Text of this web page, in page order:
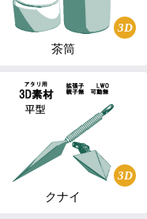
3D
茶筒
3D
クナイ